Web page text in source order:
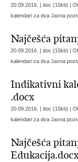
20.09.2016. | doc (15kb) |
kalendari za dva Javna
Najčešća
20.09.2016. | doc (15kb) |
kalendari za dva Javna
Indikativni
.docx
20.09.2016. | doc (15kb) |
kalendari za dva Javna
Najčešća